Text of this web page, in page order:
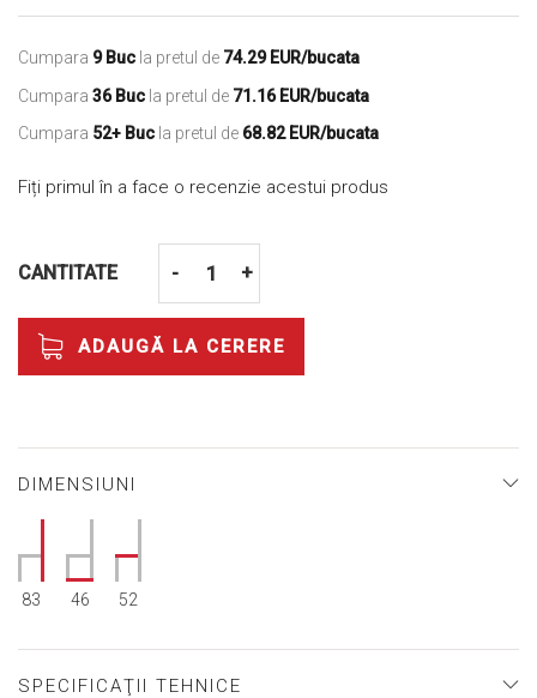
Cumpara 9 Buc la pretul de 74.29 EUR/bucata
Cumpara 36 Buc la pretul de 71.16 EUR/bucata
Cumpara 52+ Buc la pretul de 68.82 EUR/bucata
Fiți primul în a face o recenzie acestui produs
CANTITATE - +
ADAUGĂ LA CERERE
DIMENSIUNI
83 46 52
SPECIFICAŢII TEHNICE